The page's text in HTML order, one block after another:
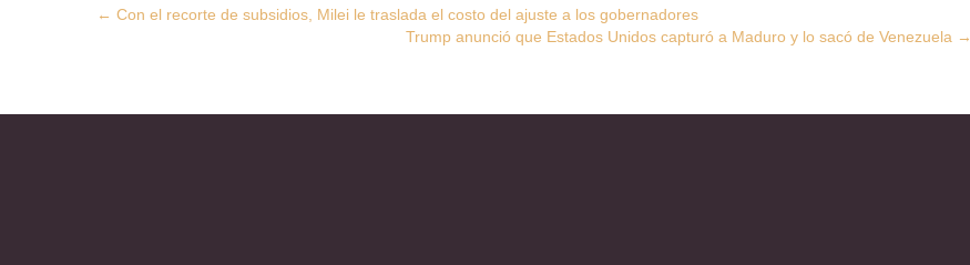
Post
← Con el recorte de subsidios, Milei le traslada el costo del ajuste a los gobernadores
Trump anunció que Estados Unidos capturó a Maduro y lo sacó de Venezuela →